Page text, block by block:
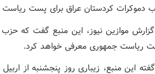
دموکرات کردستان عراق برای پست
موازین نیوز، این منبع گفت که حزب
ریاست جمهوری معرفی خواهد کرد.
این منبع، زیباری روز پنجشنبه از